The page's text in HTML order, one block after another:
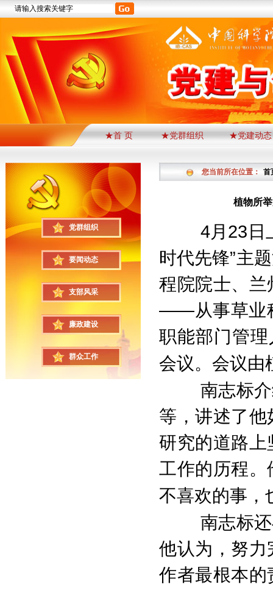
★首 页 ★党群组织 ★党建动态
党群组织
要闻动态
支部风采
廉政建设
群众工作
您当前所在位置： 首
植物所
4月 23日
时代先锋”主
程院院士、
——从事草业
职能部门管
会议。会议由
南志标
等，讲述了
研究的道路
工作的历程
不喜欢的事，
南志标
他认为，努
作者最根本